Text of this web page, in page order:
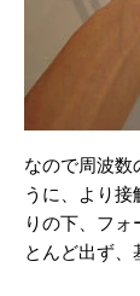
なので周波数
うに、 より接
りの下、フォ
とんど出ず、